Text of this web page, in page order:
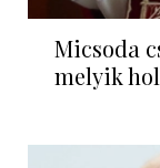
Micsoda
melyik